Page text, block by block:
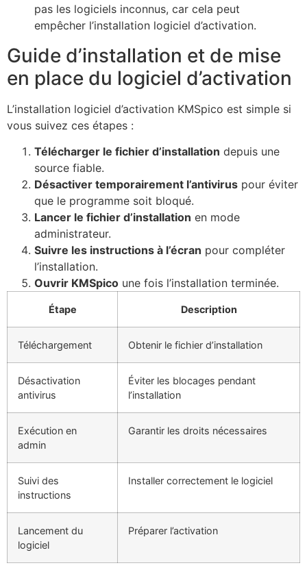
pas les logiciels inconnus, car cela peut
empêcher l’installation logiciel d’activation.
Guide d’installation et de mise
en place du logiciel d’activation
L’installation logiciel d’activation KMSpico est simple si
vous suivez ces étapes :
Télécharger le fichier d’installation depuis une
source fiable.
Désactiver temporairement l’antivirus pour éviter
que le programme soit bloqué.
Lancer le fichier d’installation en mode
administrateur.
Suivre les instructions à l’écran pour compléter
l’installation.
Ouvrir KMSpico une fois l’installation terminée.
Étape Description
Téléchargement Obtenir le fichier d’installation
Désactivation
antivirus
Éviter les blocages pendant
l’installation
Exécution en
admin
Garantir les droits nécessaires
Suivi des
instructions
Installer correctement le logiciel
Lancement du
logiciel
Préparer l’activation